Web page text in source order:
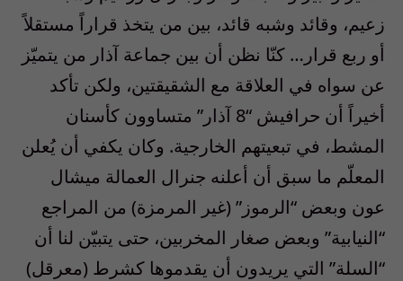
زعيم، وقائد وشبه قائد، بين من يتخذ قراراً مستقلاً
أو ربع قرار… كنّا نظن أن بين جماعة آذار من يتميّز
عن سواه في العلاقة مع الشقيقتين، ولكن تأكد
أخيراً أن حرافيش “8 آذار” متساوون كأسنان
المشط، في تبعيتهم الخارجية. وكان يكفي أن يُعلن
المعلّم ما سبق أن أعلنه جنرال العمالة ميشال
عون وبعض “الرموز” (غير المرمزة) من المراجع
“النيابية” وبعض صغار المخربين، حتى يتبيّن لنا أن
“السلة” التي يريدون أن يقدموها كشرط (معرقل)